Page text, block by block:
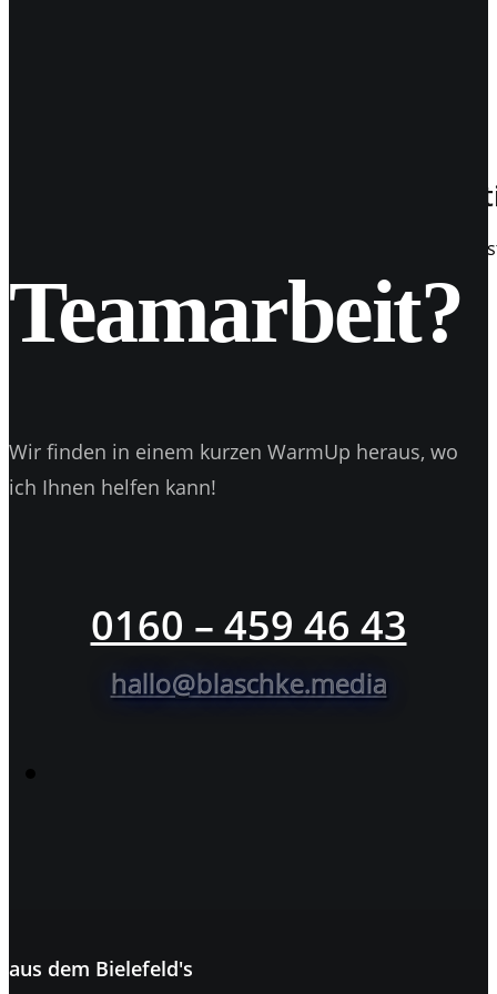
Instagram kommt mit Galerie-
Instagram - Erweiterung Galerien sind nun möglich Die
Teamarbeit?
Wir finden in einem kurzen WarmUp heraus, wo
ich Ihnen helfen kann!
0160 – 459 46 43
hallo@blaschke.media
aus dem Bielefeld's